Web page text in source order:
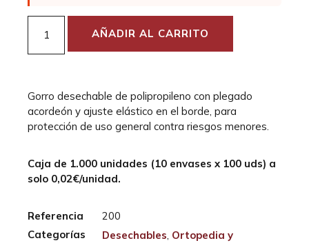
AÑADIR AL CARRITO
Gorro desechable de polipropileno con plegado
acordeón y ajuste elástico en el borde, para
protección de uso general contra riesgos menores.
Caja de 1.000 unidades (10 envases x 100 uds) a
solo 0,02€/unidad.
Referencia
200
Categorías
Desechables, Ortopedia y